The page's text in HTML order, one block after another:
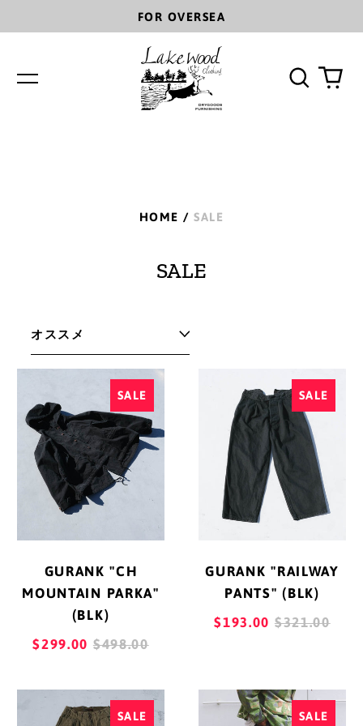
FOR OVERSEA
Menu
Search
0
HOME / SALE
SALE
SORT
SALE
GURANK
"CH
MOUNTAIN
PARKA"
(BLK)
GURANK "CH
MOUNTAIN PARKA"
(BLK)
$299.00 REGULAR
$498.00
SALE
GURANK
"RAILWAY
PANTS"
(BLK)
GURANK "RAILWAY
PANTS" (BLK)
$193.00 REGULAR
$321.00
SALE
GURANK
"CH
SALE
GURANK
"13OZ